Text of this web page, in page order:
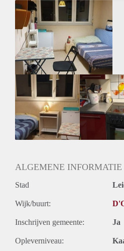
Huurtoeslag
Mogelijk
Inkomen eis
2,7 X De bruto huur
Huurtermijn
Onbepaalde termijn
Oplevering
Gestoffeerd
ALGEMENE INFORMATIE
Stad
Wijk/buurt:
Inschrijven gemeente: Ja
Opleverniveau: